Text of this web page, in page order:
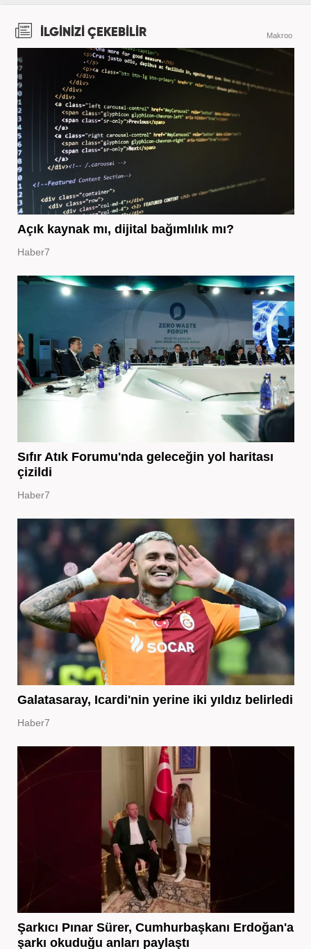
İLGİNİZİ ÇEKEBİLİR Makroo
Açık kaynak mı, dijital bağımlılık mı?
Haber7
Sıfır Atık Forumu'nda geleceğin yol haritası
çizildi
Haber7
Galatasaray, Icardi'nin yerine iki yıldız belirledi
Haber7
Şarkıcı Pınar Sürer, Cumhurbaşkanı Erdoğan'a
şarkı okuduğu anları paylaştı